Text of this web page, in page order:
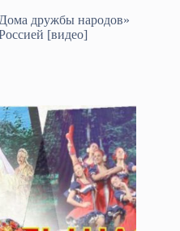
дружбы народов»
[видео]